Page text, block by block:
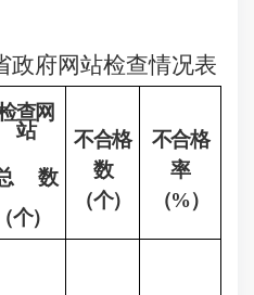
政府网站检查情况表
查网
站
数
（个）
不合格
数
（个）
不合格
率
（%）